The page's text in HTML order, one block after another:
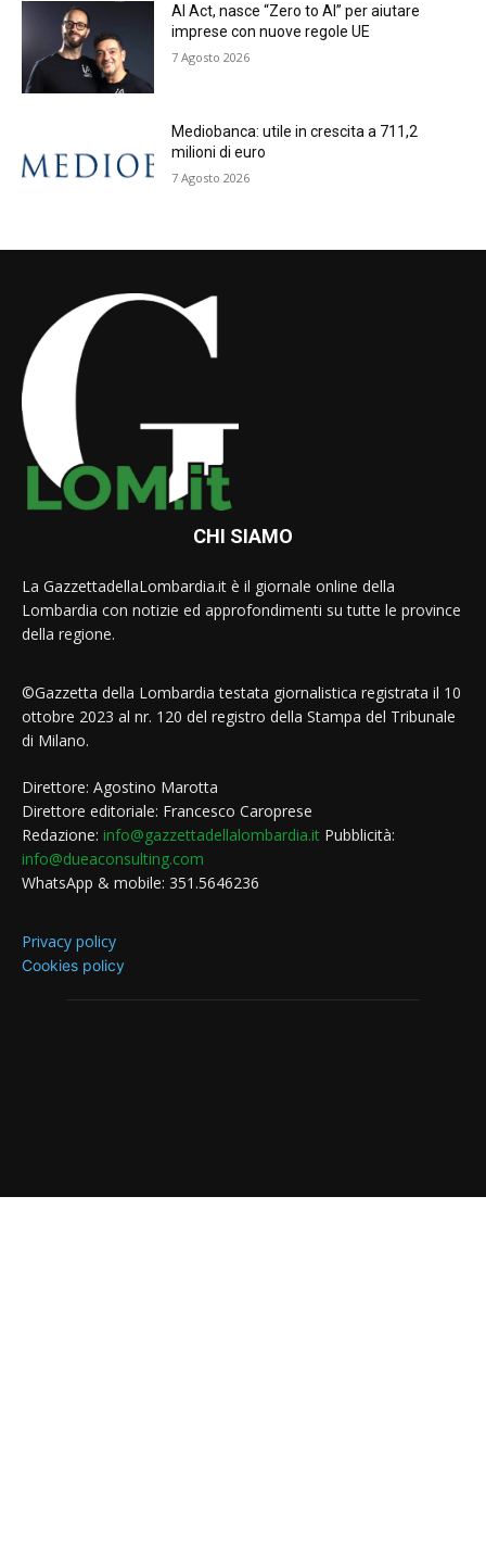
AI Act, nasce “Zero to AI” per aiutare
imprese con nuove regole UE
7 Agosto 2026
Mediobanca: utile in crescita a 711,2
milioni di euro
7 Agosto 2026
CHI SIAMO
La GazzettadellaLombardia.it è il giornale online della
Lombardia con notizie ed approfondimenti su tutte le province
della regione.
©Gazzetta della Lombardia testata giornalistica registrata il 10
ottobre 2023 al nr. 120 del registro della Stampa del Tribunale
di Milano.
Direttore: Agostino Marotta
Direttore editoriale: Francesco Caroprese
Redazione: info@gazzettadellalombardia.it Pubblicità:
info@dueaconsulting.com
WhatsApp & mobile: 351.5646236
Privacy policy
Cookies policy